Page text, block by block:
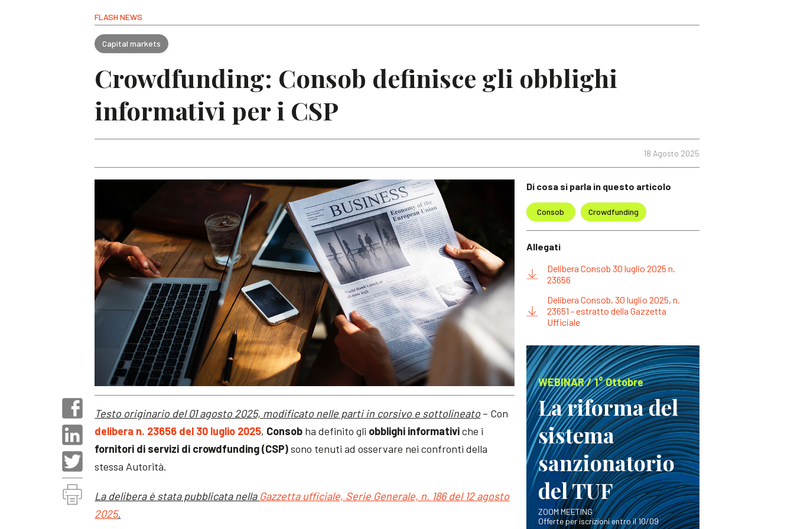
FLASH NEWS
Capital markets
Crowdfunding: Consob definisce gli obblighi
informativi per i CSP
18 Agosto 2025
Testo originario del 01 agosto 2025, modificato nelle parti in corsivo e sottolineato – Con
delibera n. 23656 del 30 luglio 2025, Consob ha definito gli obblighi informativiche i
fornitori di servizi di crowdfunding (CSP)sono tenuti ad osservare nei confronti della
stessa Autorità.
La delibera è stata pubblicata nella Gazzetta ufficiale, Serie Generale, n. 186 del 12 agosto
2025.
Di cosa si parla in questo articolo
Consob Crowdfunding
Allegati
Delibera Consob 30 luglio 2025 n.
23656
Delibera Consob, 30 luglio 2025, n.
23651 - estratto della Gazzetta
Ufficiale
WEBINAR / 1° Ottobre
La riforma del
sistema
sanzionatorio
del TUF
ZOOM MEETING
Offerte per iscrizioni entro il 10/09